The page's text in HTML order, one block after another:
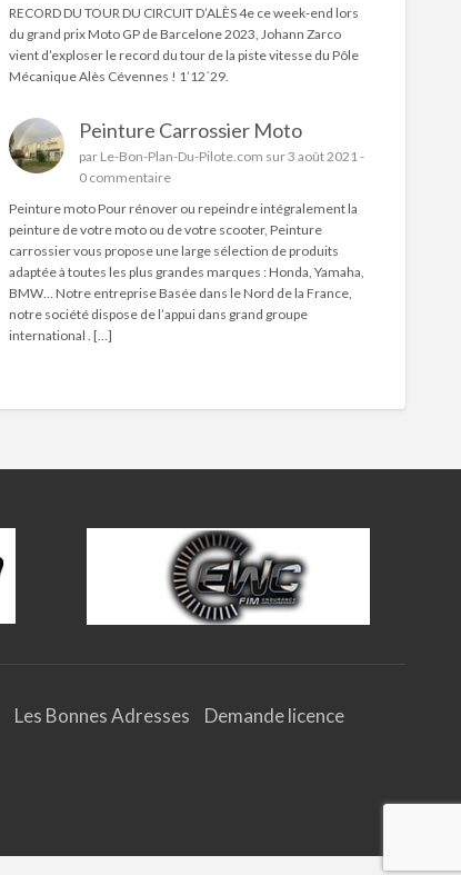
RECORD DU TOUR DU CIRCUIT D’ALÈS 4e ce week-end lors
du grand prix Moto GP de Barcelone 2023, Johann Zarco
vient d’exploser le record du tour de la piste vitesse du Pôle
Mécanique Alès Cévennes ! 1’12´29.
Peinture Carrossier Moto
par Le-Bon-Plan-Du-Pilote.com sur 3 août 2021 -
0 commentaire
Peinture moto Pour rénover ou repeindre intégralement la
peinture de votre moto ou de votre scooter, Peinture
carrossier vous propose une large sélection de produits
adaptée à toutes les plus grandes marques : Honda, Yamaha,
BMW… Notre entreprise Basée dans le Nord de la France,
notre société dispose de l’appui dans grand groupe
international . […]
Les Bonnes Adresses
Demande licence